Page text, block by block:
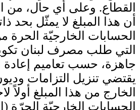
القطاع. وعلى أي حال، من
أن هذا المبلغ لا يمثّل بحد
الحسابات الخارجيّة الحرة
التي طلب مصرف لبنان
جاهزة، حسب تعاميم إعادة
يقتضي تنزيل التزامات
الخارج من هذا المبلغ أولاً
الحسابات الخارجيّة